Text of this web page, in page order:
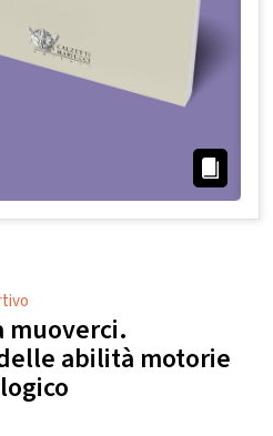
muoverci.
abilità motorie